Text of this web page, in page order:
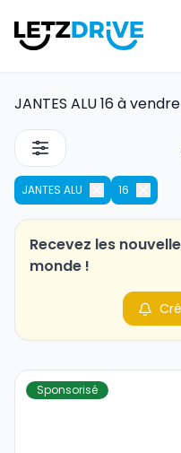
JANTES ALU 16 à
JANTES ALU 16
Recevez les
monde !
Sponsorisé